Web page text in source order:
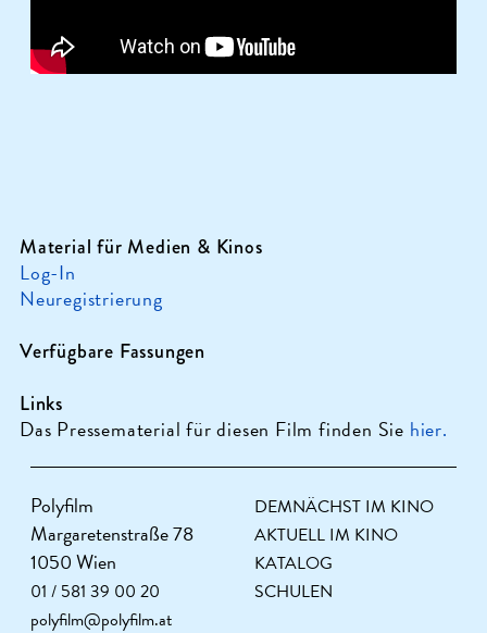
Material für Medien & Kinos
Log-In
Neuregistrierung
Verfügbare Fassungen
Links
Das Pressematerial für diesen Film finden Sie hier.
Polyfilm
Margaretenstraße 78
1050 Wien
01 / 581 39 00 20
polyfilm@polyfilm.at
DEMNÄCHST IM KINO
AKTUELL IM KINO
KATALOG
SCHULEN